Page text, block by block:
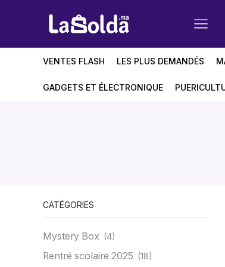
VENTES FLASH LES PLUS DEMANDÉS
GADGETS ET ÉLECTRONIQUE
CATÉGORIES
Mystery Box (4)
Rentré scolaire 2025 (18)